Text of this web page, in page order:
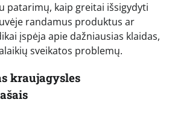
patarimų, kaip greitai išsigydyti
randamus produktus ar
įspėja apie dažniausias klaidas,
sveikatos problemų.
kraujagysles